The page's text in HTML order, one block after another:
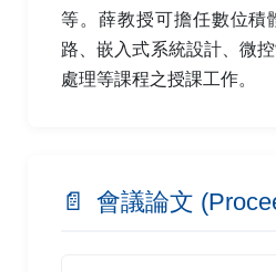
等。薛教授可擔任數位積
路、嵌入式系統設計、微
處理等課程之授課工作。
📄 會議論文